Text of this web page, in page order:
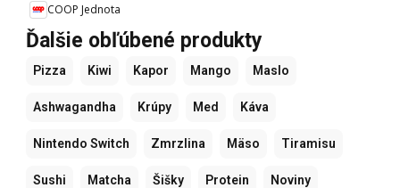
COOP Jednota
Ďalšie obľúbené produkty
Pizza Kiwi Kapor Mango Maslo
Ashwagandha Krúpy Med Káva
Nintendo Switch Zmrzlina Mäso Tiramisu
Sushi Matcha Šišky Protein Noviny